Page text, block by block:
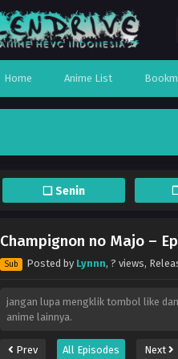
Home Anime List
❏ Senin
Champignon no Majo –
Sub Posted by Lynnn, ? views,
jangan lupa mengklik tombol like
anime lainnya.
Prev All Episodes Next